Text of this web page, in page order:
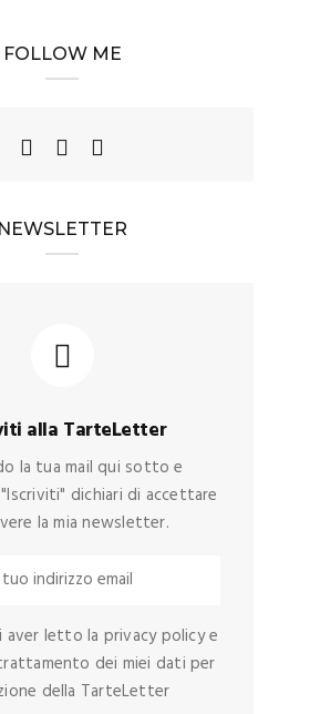
FOLLOW ME
NEWSLETTER
alla TarteLetter
la tua mail qui sotto e
dichiari di accettare
la mia newsletter.
aver letto la privacy policy e
dei miei dati per
della TarteLetter